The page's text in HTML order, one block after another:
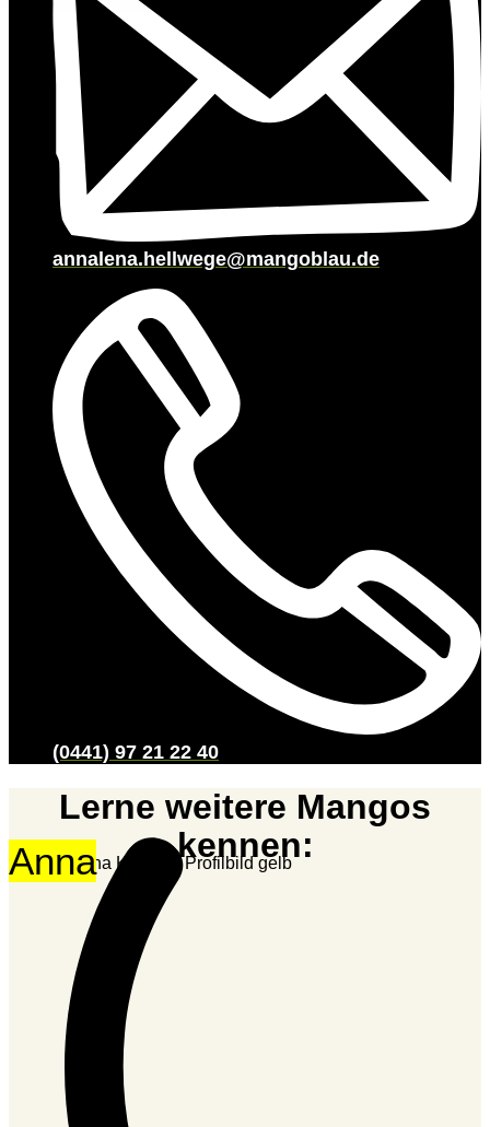
annalena.hellwege@mangoblau.de
(0441) 97 21 22 40
Lerne weitere Mangos
kennen:
Anna